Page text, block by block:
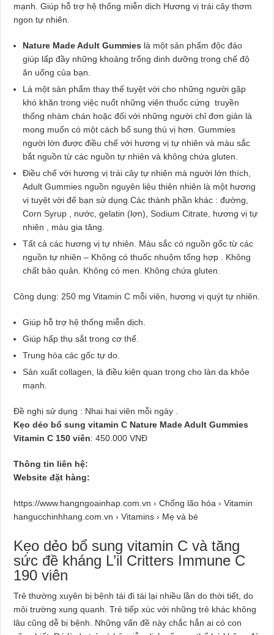
mạnh. Giúp hỗ trợ hệ thống miễn dịch Hương vị trái cây thơm
ngon tự nhiên.
Nature Made Adult Gummies là một sản phẩm độc đáo
giúp lấp đầy những khoảng trống dinh dưỡng trong chế độ
ăn uống của bạn.
Là một sản phẩm thay thế tuyệt vời cho những người gặp
khó khăn trong việc nuốt những viên thuốc cứng truyền
thống nhàm chán hoặc đối với những người chỉ đơn giản là
mong muốn có một cách bổ sung thú vị hơn. Gummies
người lớn được điều chế với hương vị tự nhiên và màu sắc
bắt nguồn từ các nguồn tự nhiên và không chứa gluten.
Điều chế với hương vị trái cây tự nhiên mà người lớn thích,
Adult Gummies nguồn nguyên liệu thiên nhiên là một hương
vị tuyệt vời để bạn sử dụng.Các thành phần khác : đường,
Corn Syrup , nước, gelatin (lợn), Sodium Citrate, hương vị tự
nhiên , màu gia tăng.
Tất cả các hương vị tự nhiên. Màu sắc có nguồn gốc từ các
nguồn tự nhiên – Không có thuốc nhuộm tổng hợp . Không
chất bảo quản. Không có men. Không chứa gluten.
Công dụng: 250 mg Vitamin C mỗi viên, hương vị quýt tự nhiên.
Giúp hỗ trợ hệ thống miễn dịch.
Giúp hấp thụ sắt trong cơ thể.
Trung hòa các gốc tự do.
Sản xuất collagen, là điều kiện quan trọng cho làn da khỏe
mạnh.
Đề nghị sử dụng : Nhai hai viên mỗi ngày .
Kẹo dẻo bổ sung vitamin C Nature Made Adult Gummies
Vitamin C 150 viên: 450.000 VNĐ
Thông tin liên hệ:
Website đặt hàng:
https://www.hangngoainhap.com.vn › Chống lão hóa › Vitamin
hangucchinhhang.com.vn › Vitamins › Mẹ và bé
Kẹo dẻo bổ sung vitamin C và tăng
sức đề kháng L’il Critters Immune C
190 viên
Trẻ thường xuyên bị bệnh tái đi tái lại nhiều lần do thời tiết, do
môi trường xung quanh. Trẻ tiếp xúc với những trẻ khác không
lâu cũng dễ bị bệnh. Những vấn đề này chắc hẳn ai có con